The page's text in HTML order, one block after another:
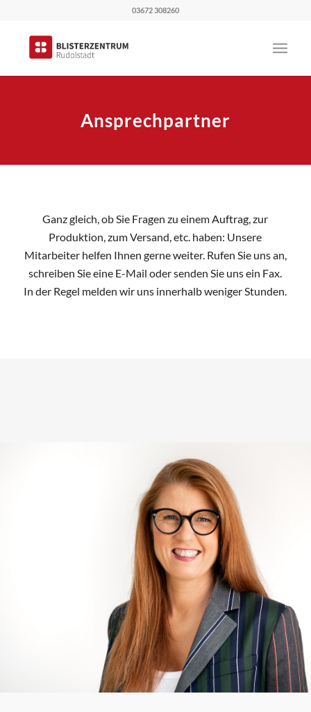
03672 308260
Ansprechpartner
Ganz gleich, ob Sie Fragen zu einem Auftrag, zur
Produktion, zum Versand, etc. haben: Unsere
Mitarbeiter helfen Ihnen gerne weiter. Rufen Sie uns an,
schreiben Sie eine E-Mail oder senden Sie uns ein Fax.
In der Regel melden wir uns innerhalb weniger Stunden.